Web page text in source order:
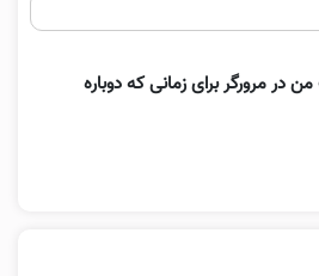
در مرورگر برای زمانی که دوباره